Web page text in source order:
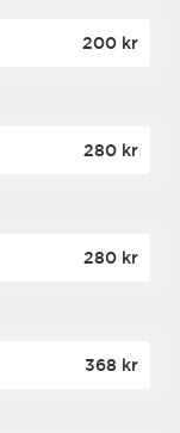
200 kr
280 kr
280 kr
368 kr